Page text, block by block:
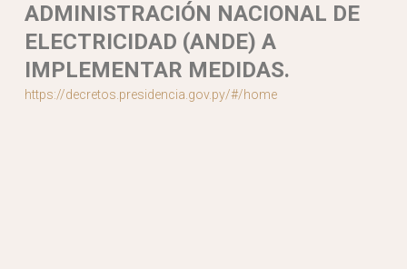
ADMINISTRACIÓN NACIONAL DE
ELECTRICIDAD (ANDE) A
IMPLEMENTAR MEDIDAS.
https://decretos.presidencia.gov.py/#/home